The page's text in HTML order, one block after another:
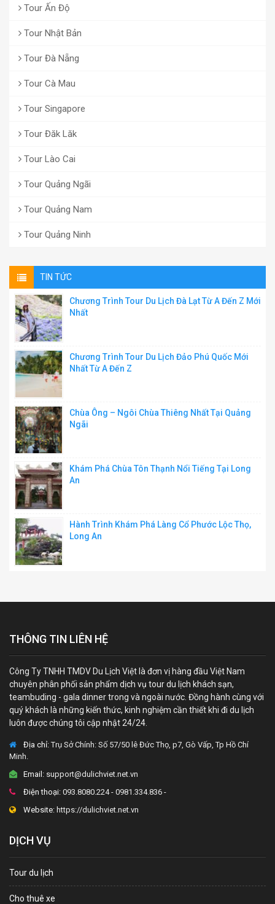
Tour Ấn Độ
Tour Nhật Bản
Tour Đà Nẵng
Tour Cà Mau
Tour Singapore
Tour Đăk Lăk
Tour Lào Cai
Tour Quảng Ngãi
Tour Quảng Nam
Tour Quảng Ninh
TIN TỨC
Chương Trình Tour Du Lịch Đà Lạt Từ A Đến Z Mới
Nhất
Chương Trình Tour Du Lịch Đảo Phú Quốc Mới
Nhất Từ A Đến Z
Chùa Ông – Ngôi Chùa Thiêng Nhất Tại Quảng
Ngãi
Khám Phá Chùa Tôn Thạnh Nổi Tiếng Tại Long
An
Hành Trình Khám Phá Làng Cổ Phước Lộc Thọ,
Long An
THÔNG TIN LIÊN HỆ
Công Ty TNHH TMDV Du Lịch Việt là đơn vị hàng đầu Việt Nam
chuyên phân phối sản phẩm dịch vụ tour du lịch khách sạn,
teambuding - gala dinner trong và ngoài nước. Đồng hành cùng với
quý khách là những kiến thức, kinh nghiệm cần thiết khi đi du lịch
luôn được chúng tôi cập nhật 24/24.
Địa chỉ:Trụ Sở Chính: Số 57/50 lê Đức Thọ, p7, Gò Vấp, Tp Hồ Chí
Minh.
Email: support@dulichviet.net.vn
Điện thoại: 093.8080.224 - 0981.334.836 -
Website: https://dulichviet.net.vn
DỊCH VỤ
Tour du lịch
Cho thuê xe